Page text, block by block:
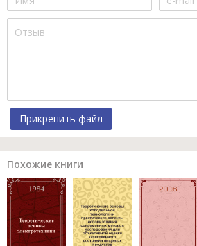
Прикрепить файл
Похожие книги